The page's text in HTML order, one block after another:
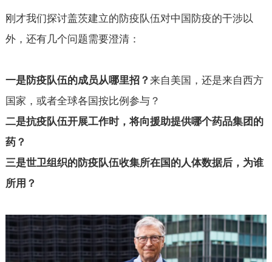
刚才我们探讨盖茨建立的防疫队伍对中国防疫的干涉以
外，还有几个问题需要澄清：
一是防疫队伍的成员从哪里招？ 来自美国，还是来自西方
国家，或者全球各国按比例参与？
二是抗疫队伍开展工作时，将向援助提供哪个药品集团的
药？
三是世卫组织的防疫队伍收集所在国的人体数据后，为谁
所用？